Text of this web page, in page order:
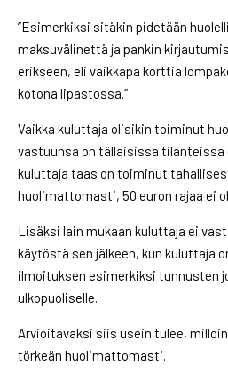
”Esimerkiksi sitäkin pidetään
maksuvälinettä ja pankin
erikseen, eli vaikkapa korttia
kotona lipastossa.”
Vaikka kuluttaja olisikin toiminut
vastuunsa on tällaisissa tilanteissa
kuluttaja taas on toiminut
huolimattomasti, 50 euron rajaa ei
Lisäksi lain mukaan kuluttaja ei
käytöstä sen jälkeen, kun kuluttaja
ilmoituksen esimerkiksi tunnusten
ulkopuoliselle.
Arvioitavaksi siis usein tulee,
törkeän huolimattomasti.